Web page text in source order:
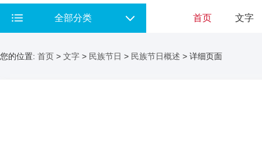
全部分类 首页 文字
您的位置: 首页 > 文字 > 民族节日 > 民族节日概述 > 详细页面